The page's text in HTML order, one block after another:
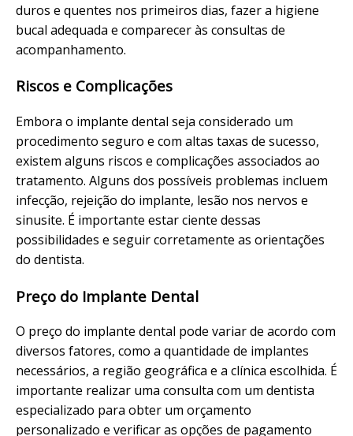
duros e quentes nos primeiros dias, fazer a higiene
bucal adequada e comparecer às consultas de
acompanhamento.
Riscos e Complicações
Embora o implante dental seja considerado um
procedimento seguro e com altas taxas de sucesso,
existem alguns riscos e complicações associados ao
tratamento. Alguns dos possíveis problemas incluem
infecção, rejeição do implante, lesão nos nervos e
sinusite. É importante estar ciente dessas
possibilidades e seguir corretamente as orientações
do dentista.
Preço do Implante Dental
O preço do implante dental pode variar de acordo com
diversos fatores, como a quantidade de implantes
necessários, a região geográfica e a clínica escolhida. É
importante realizar uma consulta com um dentista
especializado para obter um orçamento
personalizado e verificar as opções de pagamento